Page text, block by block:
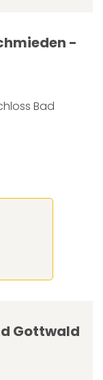
-
Bad
Gottwald